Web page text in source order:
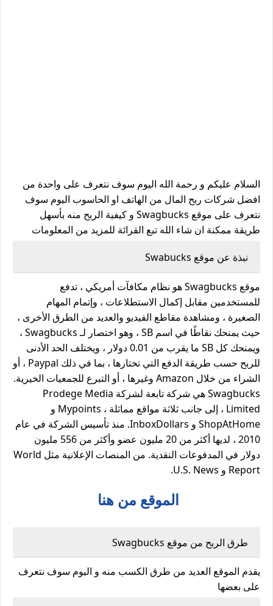
السلام عليكم و رحمة الله اليوم سوف نتعرف على واحدة من
افضل شركات ربح المال من الهاتف او الحاسوب اليوم سوف
نتعرف على موقع Swagbucks و كيفية الربح منه بأسهل
طريقة ممكنة ان شاء الله تبع القرائة للمزيد من المعلومات
نبذة عن موقع Swabucks
موقع Swagbucks هو نظام مكافآت أمريكي ، تدفع
للمستخدمين مقابل إكمال الاستطلاعات ، وإتمام المهام
الصغيرة ، ومشاهدة مقاطع الفيديو والعديد من الطرق الأخرى ،
حيث يمنحك نقاطًا في اسم SB ، وهو اختصار لـ Swagbucks ،
ويمنحك كل SB ما يقرب من 0.01 دولار ، ويختلف الحد الأدنى
للربح حسب طريقة الدفع التي تختارها ، بما في ذلك Paypal ، أو
الشراء من خلال Amazon وغيرها ، أو التبرع للجمعيات الخيرية.
Swagbucks هي شركة تابعة لشركة Prodege Media
Limited ، إلى جانب ثلاثة مواقع مماثلة ، Mypoints و
ShopAtHome و InboxDollars. منذ تأسيس الشركة في عام
2010 ، لديها أكثر من 20 مليون عضو وأكثر من 556 مليون
دولار في المدفوعات النقدية. من المنصات الإعلانية مثل World
Report و U.S. News.
الموقع من هنا
طرق الربح من موقع Swagbucks
يقدم الموقع العديد من طرق الكسب منه و اليوم سوف نتعرف
على بعضها